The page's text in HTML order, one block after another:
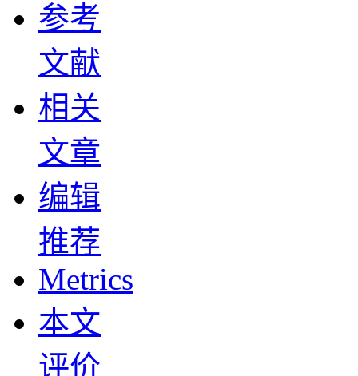
参考
文献
相关
文章
编辑
推荐
Metrics
本文
评价